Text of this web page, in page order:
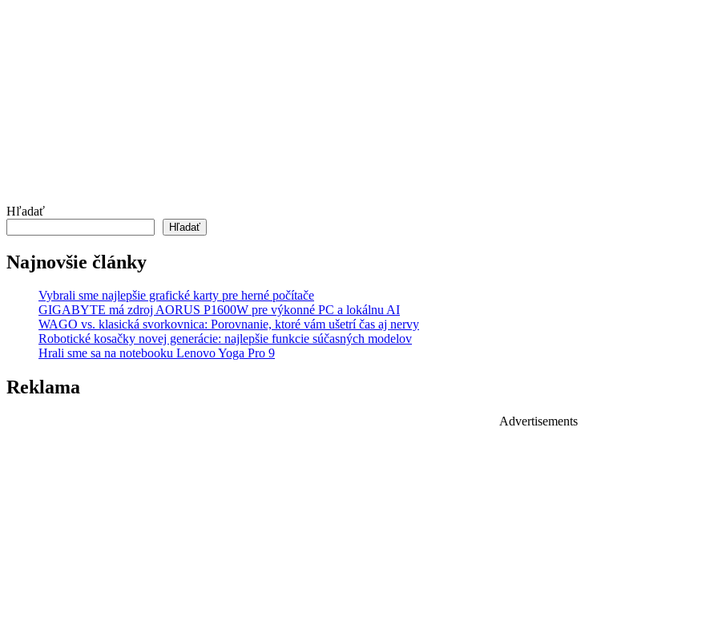
Hľadať
Hľadať
Najnovšie články
Vybrali sme najlepšie grafické karty pre herné počítače
GIGABYTE má zdroj AORUS P1600W pre výkonné PC a lokálnu AI
WAGO vs. klasická svorkovnica: Porovnanie, ktoré vám ušetrí čas aj nervy
Robotické kosačky novej generácie: najlepšie funkcie súčasných modelov
Hrali sme sa na notebooku Lenovo Yoga Pro 9
Reklama
Advertisements